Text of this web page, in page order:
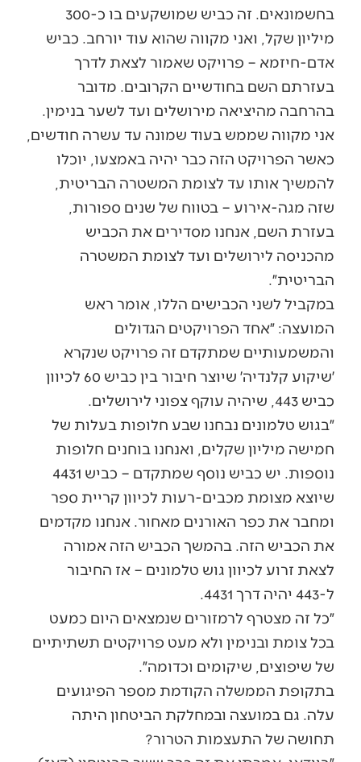
בחשמונאים. זה כביש שמושקעים בו כ-300
מיליון שקל, ואני מקווה שהוא עוד יורחב. כביש
אדם-חיזמא – פרויקט שאמור לצאת לדרך
בעזרתם השם בחודשיים הקרובים. מדובר
בהרחבה מהיציאה מירושלים ועד לשער בנימין.
אני מקווה שממש בעוד שמונה עד עשרה חודשים,
כאשר הפרויקט הזה כבר יהיה באמצעו, יוכלו
להמשיך אותו עד לצומת המשטרה הבריטית,
שזה מגה-אירוע – בטווח של שנים ספורות,
בעזרת השם, אנחנו מסדירים את הכביש
מהכניסה לירושלים ועד לצומת המשטרה
הבריטית״.
במקביל לשני הכבישים הללו, אומר ראש
המועצה: ״אחד הפרויקטים הגדולים
והמשמעותיים שמתקדם זה פרויקט שנקרא
׳שיקוע קלנדיה׳ שיוצר חיבור בין כביש 60 לכיוון
כביש 443, שיהיה עוקף צפוני לירושלים.
״בגוש טלמונים נבחנו שבע חלופות בעלות של
חמישה מיליון שקלים, ואנחנו בוחנים חלופות
נוספות. יש כביש נוסף שמתקדם – כביש 4431
שיוצא מצומת מכבים-רעות לכיוון קריית ספר
ומחבר את כפר האורנים מאחור. אנחנו מקדמים
את הכביש הזה. בהמשך הכביש הזה אמורה
לצאת זרוע לכיוון גוש טלמונים – אז החיבור
ל-443 יהיה דרך 4431.
״כל זה מצטרף לרמזורים שנמצאים היום כמעט
בכל צומת ובנימין ולא מעט פרויקטים תשתיתיים
של שיפוצים, שיקומים וכדומה״.
בתקופת הממשלה הקודמת מספר הפיגועים
עלה. גם במועצה ובמחלקת הביטחון היתה
תחושה של התעצמות הטרור?